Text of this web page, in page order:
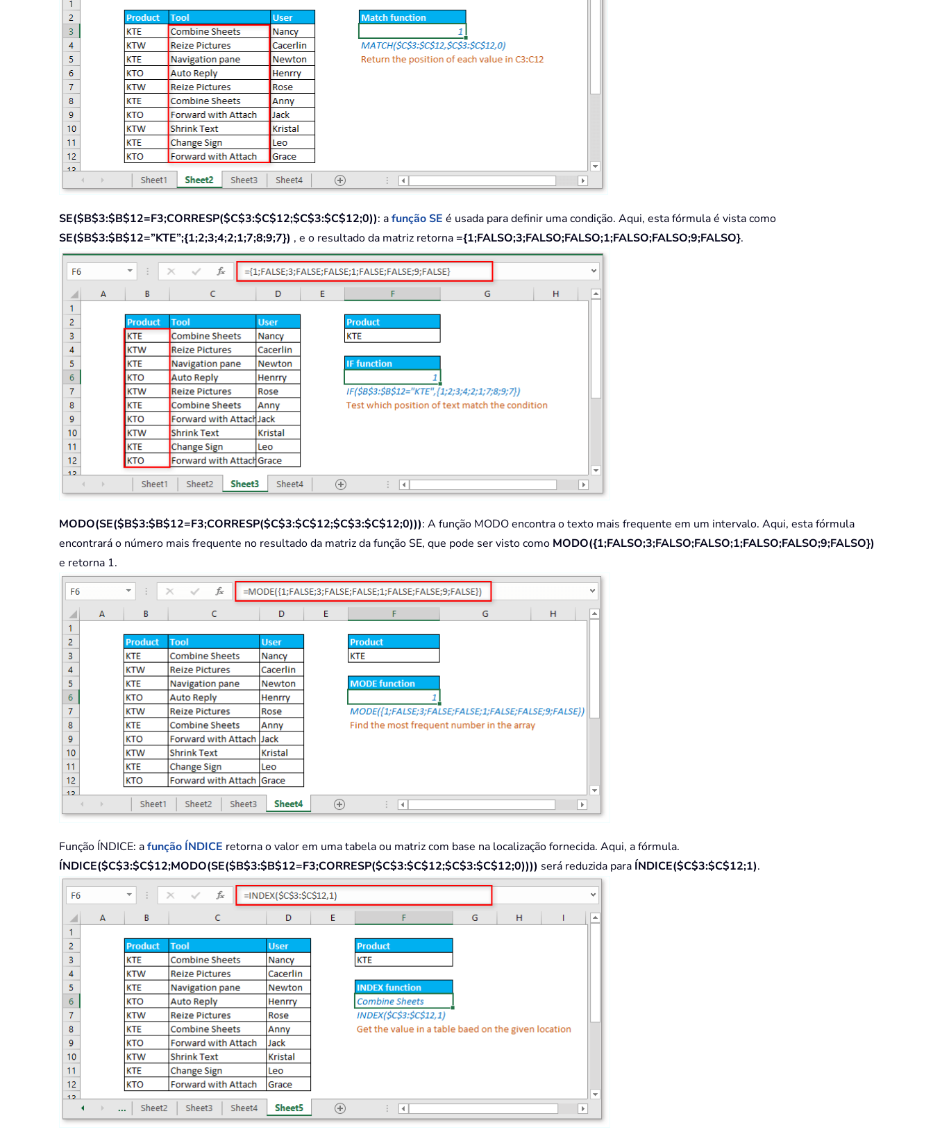
SE($B$3:$B$12=F3;CORRESP($C$3:$C$12;$C$3:$C$12;0)): afunção SE é usada para definir uma condição. Aqui, esta fórmula é vista como
SE($B$3:$B$12=”KTE”;{1;2;3;4;2;1;7;8;9;7}) , e o resultado da matriz retorna={1;FALSO;3;FALSO;FALSO;1;FALSO;FALSO;9;FALSO}.
MODO(SE($B$3:$B$12=F3;CORRESP($C$3:$C$12;$C$3:$C$12;0))): A função MODO encontra o texto mais frequente em um intervalo. Aqui, esta fórmula
encontrará o número mais frequente no resultado da matriz da função SE, que pode ser visto como MODO({1;FALSO;3;FALSO;FALSO;1;FALSO;FALSO;9;FALSO})
e retorna 1.
Função ÍNDICE: afunção ÍNDICE retorna o valor em uma tabela ou matriz com base na localização fornecida. Aqui, a fórmula.
ÍNDICE($C$3:$C$12;MODO(SE($B$3:$B$12=F3;CORRESP($C$3:$C$12;$C$3:$C$12;0)))) será reduzida para ÍNDICE($C$3:$C$12;1).